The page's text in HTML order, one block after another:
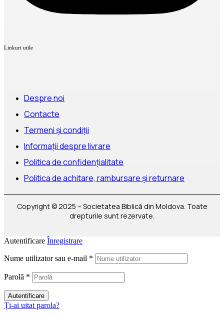
Linkuri utile
Despre noi
Contacte
Termeni și condiții
Informații despre livrare
Politica de confidențialitate
Politica de achitare, rambursare și returnare
Copyright © 2025 – Societatea Biblică din Moldova. Toate
drepturile sunt rezervate.
Autentificare Înregistrare
Nume utilizator sau e-mail *
Parolă *
Autentificare
Ți-ai uitat parola?